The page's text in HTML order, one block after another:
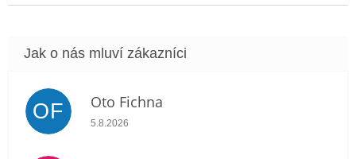
OF Oto Fichna
Hodnocení obchodu je 5 z 5 hvězdiček.
5.8.2026